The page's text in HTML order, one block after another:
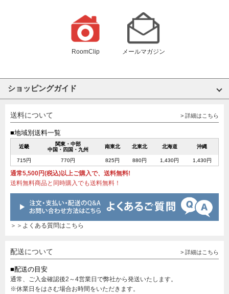
RoomClip メールマガジン
ショッピングガイド
送料について > 詳細はこちら
■地域別送料一覧
近畿
関東・中部
中国・四国・九州
南東北 北東北 北海道 沖縄
715円 770円 825円 880円 1,430円 1,430円
通常5,500円(税込)以上ご購入で、送料無料!
送料無料商品と同時購入でも送料無料！
＞＞よくある質問はこちら
配送について > 詳細はこちら
■配送の目安
通常、ご入金確認後2～4営業日で弊社から発送いたします。
※休業日をはさむ場合お時間をいただきます。